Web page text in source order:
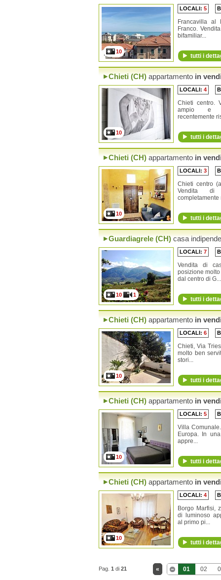
LOCALI: 5
Francavilla al
Franco.
bifamiliar...
10
tutti i
Chieti (CH) appartamento in
LOCALI: 4
Chieti centro.
ampio e
recentemente
10
tutti i
Chieti (CH) appartamento in
LOCALI: 3
Chieti centro
Vendita di
completamente
10
tutti i
Guardiagrele (CH) casa
LOCALI: 7
Vendita di
posizione
dal centro di G...
10 1
tutti i
Chieti (CH) appartamento in
LOCALI: 6
Chieti, Via
molto ben
stori...
10
tutti i
Chieti (CH) appartamento in
LOCALI: 5
Villa
Europa. In
appre...
10
tutti i
Chieti (CH) appartamento in
LOCALI: 4
Borgo Marfisi,
di luminoso
al primo pi...
10
tutti i
Pag. 1 di 21 01 02
«